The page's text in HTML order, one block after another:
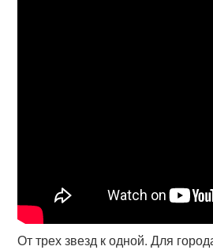
От трех звезд к одной. Для